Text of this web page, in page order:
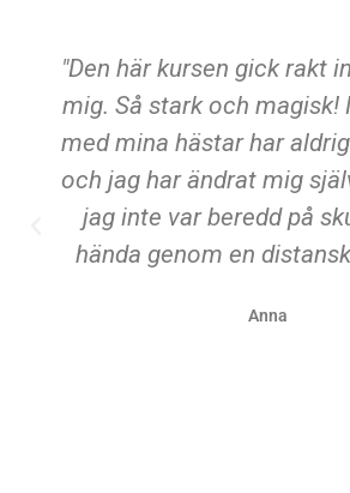
"Den här kursen gick rakt
mig. Så stark och magisk!
med mina hästar har
och jag har ändrat mig
jag inte var beredd på
hända genom en
Anna